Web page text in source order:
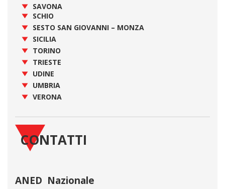
SAVONA
SCHIO
SESTO SAN GIOVANNI – MONZA
SICILIA
TORINO
TRIESTE
UDINE
UMBRIA
VERONA
CONTATTI
ANED Nazionale